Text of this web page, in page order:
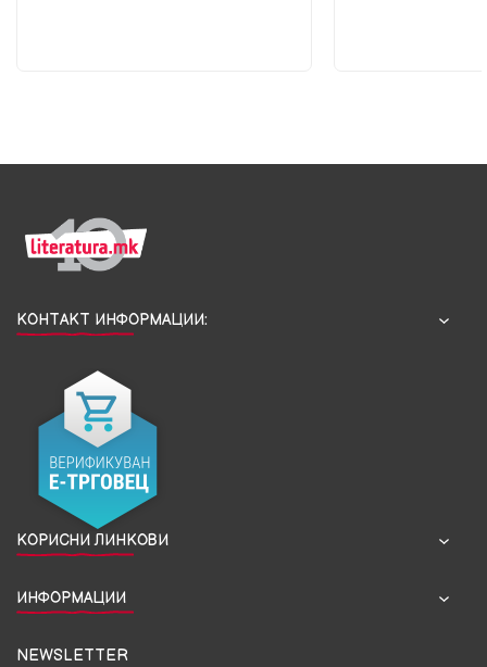
КОНТАКТ ИНФОРМАЦИИ:
КОРИСНИ ЛИНКОВИ
ИНФОРМАЦИИ
NEWSLETTER